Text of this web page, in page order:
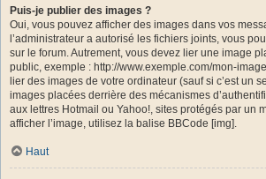
Puis-je publier des images ?
Oui, vous pouvez afficher des images dans vos
l’administrateur a autorisé les fichiers joints, vous
sur le forum. Autrement, vous devez lier une image
public, exemple : http://www.exemple.com/mon-
lier des images de votre ordinateur (sauf si c’est un
images placées derrière des mécanismes
aux lettres Hotmail ou Yahoo!, sites protégés par un
afficher l’image, utilisez la balise BBCode [img].
Haut